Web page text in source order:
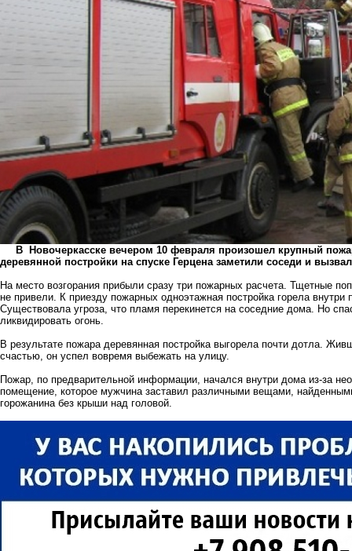
В Новочеркасске вечером 10 февраля произошел крупный
деревянной постройки на спуске Герцена заметили соседи и
На место возгорания прибыли сразу три пожарных расчета. Тщетные
не привели. К приезду пожарных одноэтажная постройка горела
Существовала угроза, что пламя перекинется на соседние дома. Но
ликвидировать огонь.
В результате пожара деревянная постройка выгорела почти дотла.
счастью, он успел вовремя выбежать на улицу.
Пожар, по предварительной информации, начался внутри дома из-за
помещение, которое мужчина заставил различными вещами,
горожанина без крыши над головой.